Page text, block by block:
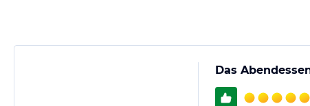
Das